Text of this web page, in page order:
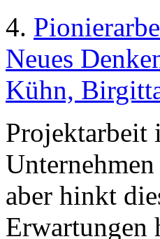
4.
Neues
Kühn,
Projektarbeit
aber hinkt
Erwartungen